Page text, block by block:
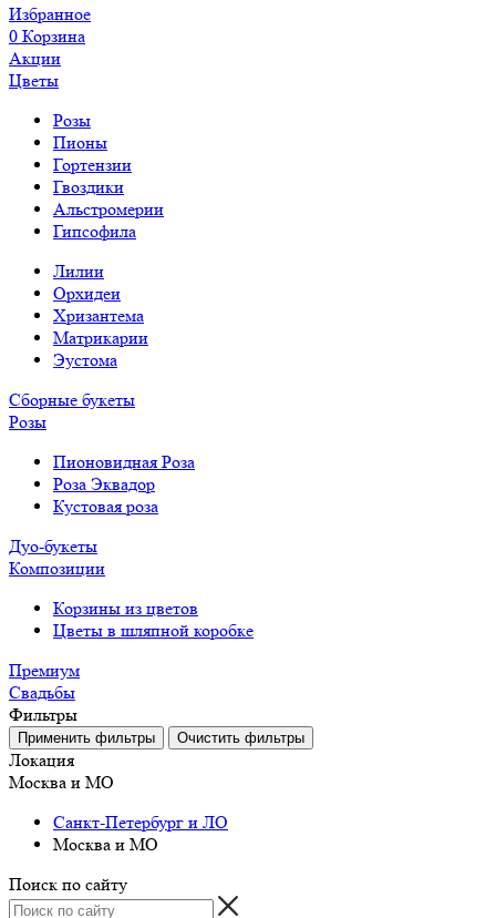
Избранное
0 Корзина
Акции
Цветы
Розы
Пионы
Гортензии
Гвоздики
Альстромерии
Гипсофила
Лилии
Орхидеи
Хризантема
Матрикарии
Эустома
Сборные букеты
Розы
Пионовидная Роза
Роза Эквадор
Кустовая роза
Дуо-букеты
Композиции
Корзины из цветов
Цветы в шляпной коробке
Премиум
Свадьбы
Фильтры
Локация
Москва и МО
Санкт-Петербург и ЛО
Москва и МО
Поиск по сайту